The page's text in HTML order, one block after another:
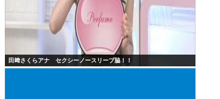
田﨑さくらアナ セクシーノースリーブ脇！！